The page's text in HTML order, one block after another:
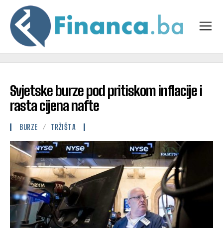
Svjetske burze pod pritiskom inflacije i
rasta cijena nafte
BURZE TRŽIŠTA